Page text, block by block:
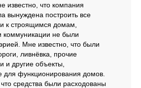
известно, что компания
вынуждена построить все
к строящимся домам,
коммуникации не были
Мне известно, что были
ливнёвка, прочие
и другие объекты,
для функционирования домов.
средства были расходованы